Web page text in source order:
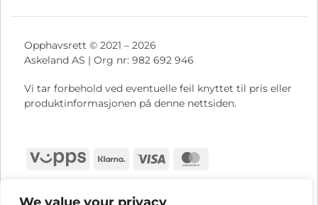
Opphavsrett © 2021 – 2026
Askeland AS | Org nr: 982 692 946
Vi tar forbehold ved eventuelle feil knyttet til pris eller
produktinformasjonen på denne nettsiden.
Vipps Klarna Visa